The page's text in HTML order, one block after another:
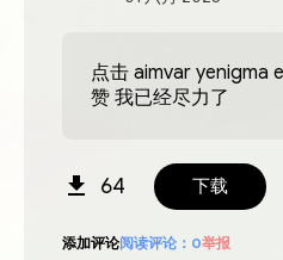
点击 aimvar yenigma
赞 我已经尽力了
64 下载
添加评论阅读评论： 0举报